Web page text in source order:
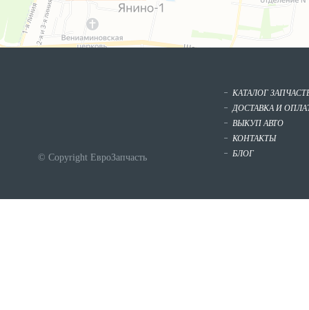
© Copyright ЕвроЗапчасть
КАТАЛОГ
ДОСТАВКА И
ВЫКУП АВТО
КОНТАКТЫ
БЛОГ